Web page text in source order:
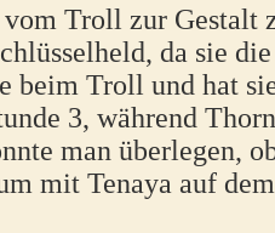
vom Troll zur Gestalt
da sie
beim Troll und hat
3, während
man überlegen,
mit Tenaya auf